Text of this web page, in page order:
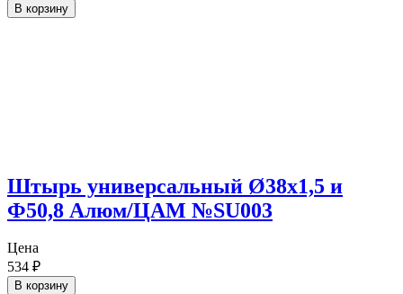
В корзину
Штырь универсальный Ø38х1,5 и
Ф50,8 Алюм/ЦАМ №SU003
Цена
534 ₽
В корзину